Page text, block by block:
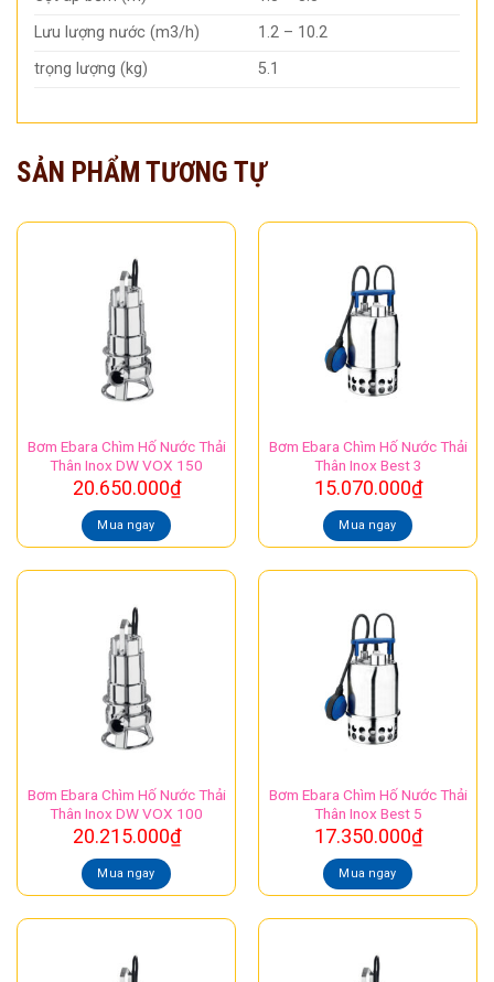
Lưu lượng nước (m3/h)
1.2 – 10.2
trọng lượng (kg)
5.1
SẢN PHẨM TƯƠNG TỰ
Bơm Ebara Chìm Hố Nước Thải
Thân Inox DW VOX 150
20.650.000₫
Mua ngay
Bơm Ebara Chìm Hố Nước Thải
Thân Inox Best 3
15.070.000₫
Mua ngay
Bơm Ebara Chìm Hố Nước Thải
Thân Inox DW VOX 100
20.215.000₫
Mua ngay
Bơm Ebara Chìm Hố Nước Thải
Thân Inox Best 5
17.350.000₫
Mua ngay